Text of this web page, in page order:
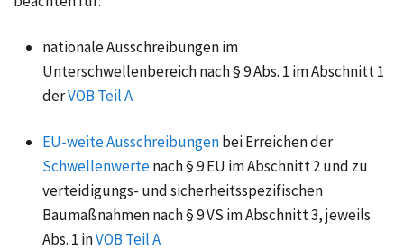
nationale Ausschreibungen im
Unterschwellenbereich nach § 9 Abs. 1 im Abschnitt 1
derVOB Teil A
EU-weite Ausschreibungenbei Erreichen der
Schwellenwertenach § 9 EU im Abschnitt 2 und zu
verteidigungs- und sicherheitsspezifischen
Baumaßnahmen nach § 9 VS im Abschnitt 3, jeweils
Abs. 1 inVOB Teil A